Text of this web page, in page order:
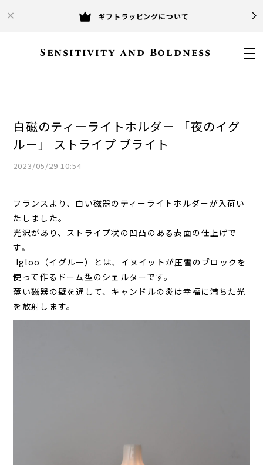
ギフトラッピングについて
Sensitivity and Boldness
白磁のティーライトホルダー 「夜のイグ
ルー」 ストライプ ブライト
2023/05/29 10:54
フランスより、白い磁器のティーライトホルダーが入荷い
たしました。
光沢があり、ストライプ状の凹凸のある表面の仕上げで
す。
Igloo（イグルー）とは、イヌイットが圧雪のブロックを
使って作るドーム型のシェルターです。
薄い磁器の壁を通して、キャンドルの炎は幸福に満ちた光
を放射します。